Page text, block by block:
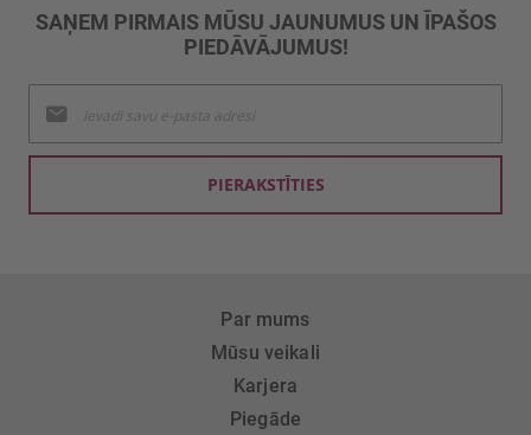
SAŅEM PIRMAIS MŪSU JAUNUMUS UN ĪPAŠOS
PIEDĀVĀJUMUS!
jaunumu
saņemšanai:
PIERAKSTĪTIES
Par mums
Mūsu veikali
Karjera
Piegāde